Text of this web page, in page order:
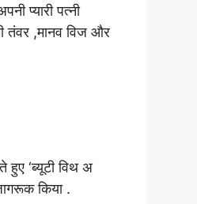
प्यारी पत्नी
तंवर ,मानव विज और
हुए ‘ब्यूटी विथ अ
किया .